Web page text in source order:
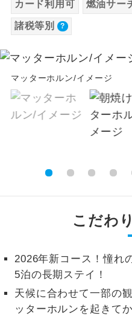
カード利用可 燃油サー
諸税等別
マッターホルン/イメージ
こだわ
2026年新コース！憧れ
5泊の長期ステイ！
天候に合わせて一部の
ッターホルンを起きて
【海外空港諸税等】
旅行代金に各国空港
料と空港税等は含ま
支払いが必要となり
らせいたします。
温泉
露天風呂
ご宿泊
す。
大浴場 ご宿泊
事の心
お部屋食
お部屋
トラベルイヤ
周りの
をじっ
1名様催行
1名様
2名様催行
2名様
す。